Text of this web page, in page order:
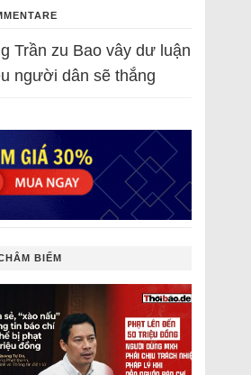
Trần zu Bao vây dư luận
người dân sẽ thắng
BIẾM